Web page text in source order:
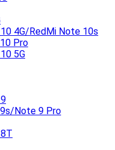
4G/RedMi Note 10s
Pro
5G
Note 9 Pro